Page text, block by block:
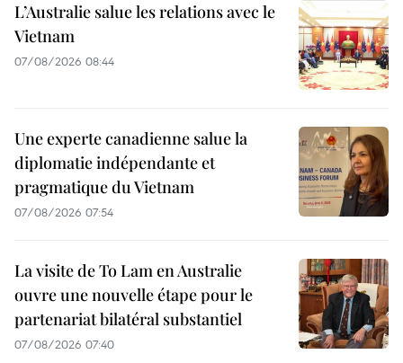
L’Australie salue les relations avec le
Vietnam
07/08/2026 08:44
Une experte canadienne salue la
diplomatie indépendante et
pragmatique du Vietnam
07/08/2026 07:54
La visite de To Lam en Australie
ouvre une nouvelle étape pour le
partenariat bilatéral substantiel
07/08/2026 07:40